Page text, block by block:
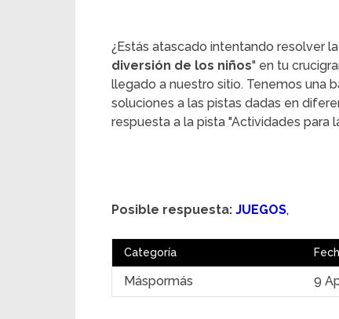
¿Estás atascado intentando resolver
diversión de los niños" en tu
llegado a nuestro sitio. Tenemos una
soluciones a las pistas dadas en
respuesta a la pista "Actividades para
Posible respuesta: JUEGOS,
Categoría
Máspormás 9